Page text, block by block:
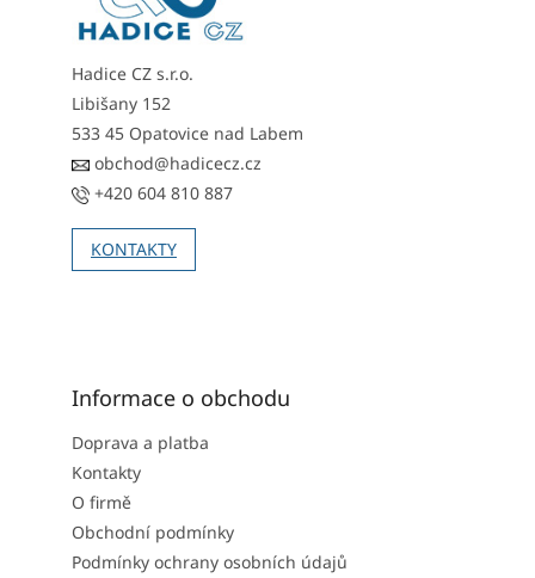
Hadice CZ s.r.o.
Libišany 152
533 45 Opatovice nad Labem
obchod@hadicecz.cz
+420 604 810 887
KONTAKTY
Informace o obchodu
Doprava a platba
Kontakty
O firmě
Obchodní podmínky
Podmínky ochrany osobních údajů